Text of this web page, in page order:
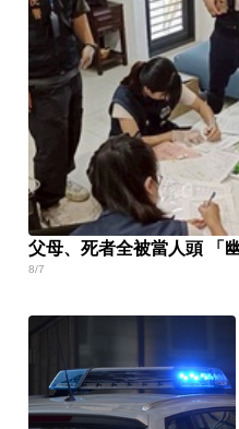
父母、死者全被當人頭 「
8/7